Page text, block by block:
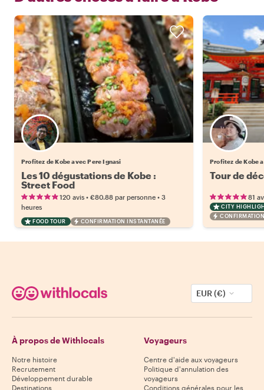
Profitez de Kobe avec Pere Ignasi
Les 10 dégustations de Kobe :
Street Food
120 avis • €80.88 par personne • 3
heures
FOOD TOUR CONFIRMATION INSTANTANÉE
Profitez de Kobe
Tour de
81
CITY
EUR (€)
À propos de Withlocals
Notre histoire
Recrutement
Développement durable
Destinations
Voyageurs
Centre d'aide aux voyageurs
Politique d'annulation des
voyageurs
Conditions générales pour les